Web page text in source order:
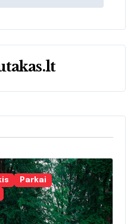
Parkai